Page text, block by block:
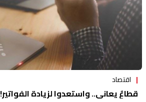
اقتصاد
قطاعٌ يعاني.. واستعدوا لزيادة الفواتير!